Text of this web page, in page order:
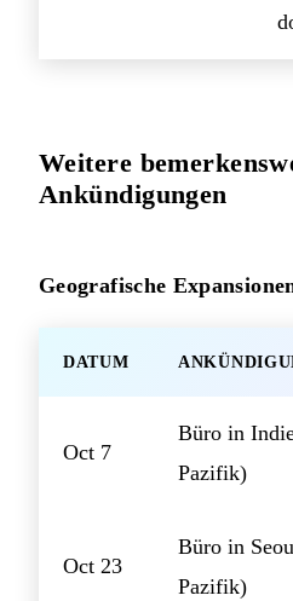
Weitere
Ankündigungen
Geografische
DATUM
Oct 7
Büro in
Pazifik)
Oct 23
Büro in
Pazifik)